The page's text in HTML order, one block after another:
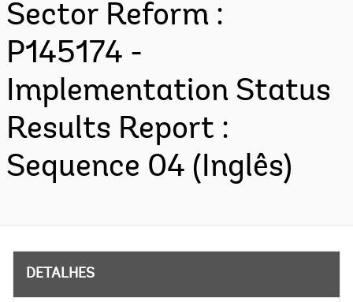
Sector Reform :
P145174 -
Implementation Status
Results Report :
Sequence 04 (Inglês)
DETALHES